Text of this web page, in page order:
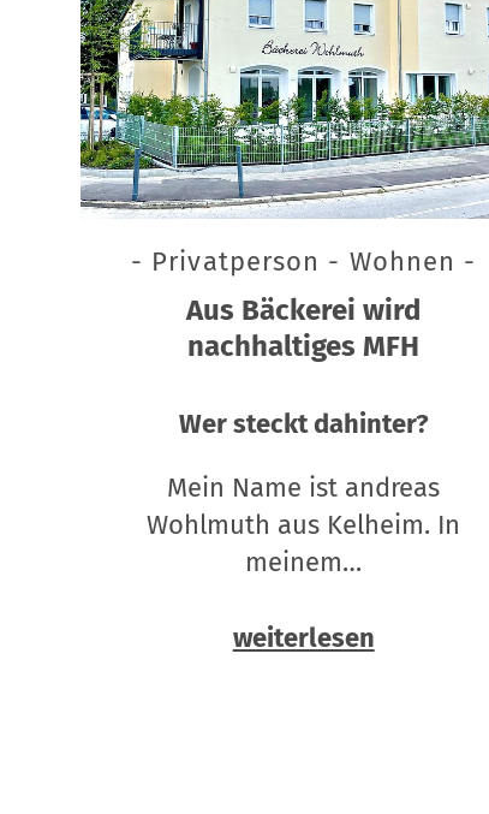
- Privatperson - Wohnen -
Aus Bäckerei wird
nachhaltiges MFH
Wer steckt dahinter?
Mein Name ist andreas
Wohlmuth aus Kelheim. In
meinem…
weiterlesen